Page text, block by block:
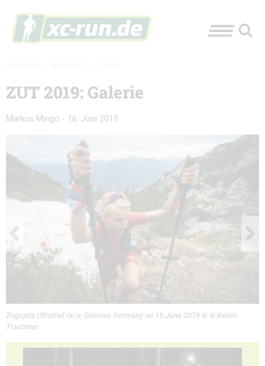
ZUT 2019: Galerie
Markus Mingo - 16. Juni 2019
Zugspitz Ultratrail race, Grainau, Germany on 15 June 2019 © © Kelvin
Trautman